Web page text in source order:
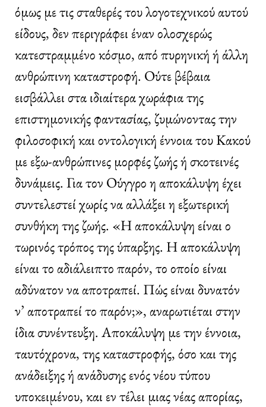
όμως με τις σταθερές του λογοτεχνικού αυτού
είδους, δεν περιγράφει έναν ολοσχερώς
κατεστραμμένο κόσμο, από πυρηνική ή άλλη
ανθρώπινη καταστροφή. Ούτε βέβαια
εισβάλλει στα ιδιαίτερα χωράφια της
επιστημονικής φαντασίας, ζυμώνοντας την
φιλοσοφική και οντολογική έννοια του Κακού
με εξω-ανθρώπινες μορφές ζωής ή σκοτεινές
δυνάμεις. Για τον Ούγγρο η αποκάλυψη έχει
συντελεστεί χωρίς να αλλάξει η εξωτερική
συνθήκη της ζωής. «Η αποκάλυψη είναι ο
τωρινός τρόπος της ύπαρξης. Η αποκάλυψη
είναι το αδιάλειπτο παρόν, το οποίο είναι
αδύνατον να αποτραπεί. Πώς είναι δυνατόν
ν’ αποτραπεί το παρόν;», αναρωτιέται στην
ίδια συνέντευξη. Αποκάλυψη με την έννοια,
ταυτόχρονα, της καταστροφής, όσο και της
ανάδειξης ή ανάδυσης ενός νέου τύπου
υποκειμένου, και εν τέλει μιας νέας απορίας,